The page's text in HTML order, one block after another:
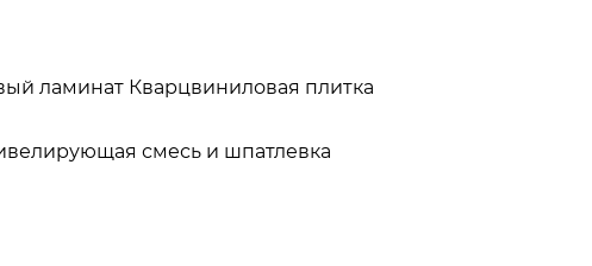
ламинат Кварцвиниловая плитка
смесь и шпатлевка